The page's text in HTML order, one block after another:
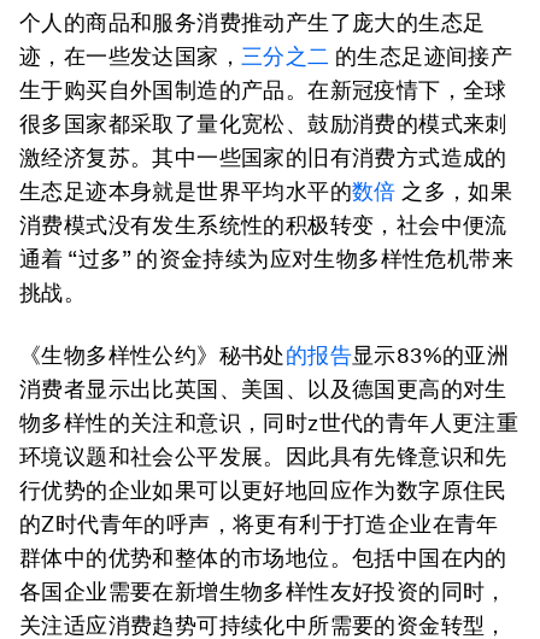
个人的商品和服务消费推动产生了庞大的生态足
迹，在一些发达国家， 三分之二 的生态足迹间接产
生于购买自外国制造的产品。在新冠疫情下，全球
很多国家都采取了量化宽松、鼓励消费的模式来刺
激经济复苏。其中一些国家的旧有消费方式造成的
生态足迹本身就是世界平均水平的数倍 之多，如果
消费模式没有发生系统性的积极转变，社会中便流
通着 “过多” 的资金持续为应对生物多样性危机带来
挑战。
《生物多样性公约》秘书处的报告显示83%的亚洲
消费者显示出比英国、美国、以及德国更高的对生
物多样性的关注和意识，同时z世代的青年人更注重
环境议题和社会公平发展。因此具有先锋意识和先
行优势的企业如果可以更好地回应作为数字原住民
的Z时代青年的呼声，将更有利于打造企业在青年
群体中的优势和整体的市场地位。包括中国在内的
各国企业需要在新增生物多样性友好投资的同时，
关注适应消费趋势可持续化中所需要的资金转型，